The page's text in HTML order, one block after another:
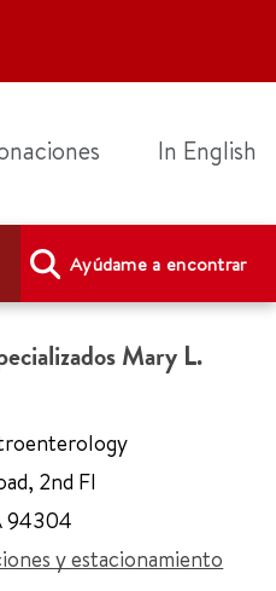
In English
Ayúdame a encontrar
Mary L.
, 2nd Fl
94304
y estacionamiento